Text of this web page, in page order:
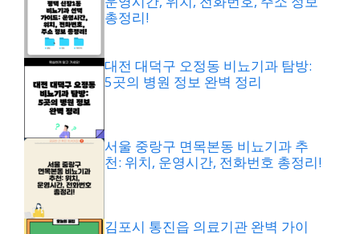
총정리!
대전 대덕구 오정동 비뇨기과 탐방:
5곳의 병원 정보 완벽 정리
서울 중랑구 면목본동 비뇨기과 추
천: 위치, 운영시간, 전화번호 총정리!
김포시 통진읍 의료기관 완벽 가이